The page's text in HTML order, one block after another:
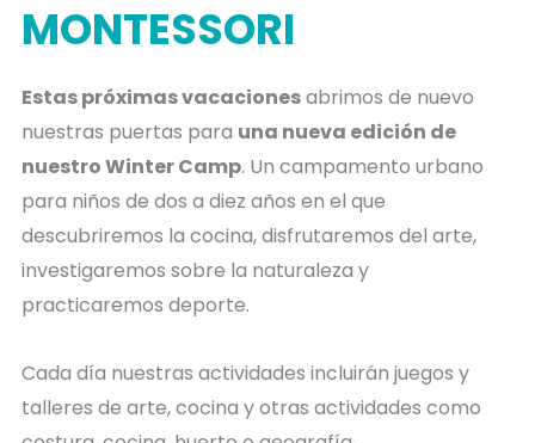
MONTESSORI
Estas próximas vacacionesabrimos de nuevo
nuestras puertas para una nueva edición de
nuestro Winter Camp. Un campamento urbano
para niños de dos a diez años en el que
descubriremos la cocina, disfrutaremos del arte,
investigaremos sobre la naturaleza y
practicaremos deporte.
Cada día nuestras actividades incluirán juegos y
talleres de arte, cocina y otras actividades como